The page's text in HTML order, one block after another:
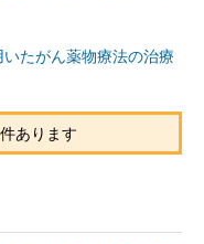
たがん薬物療法の治療
あります